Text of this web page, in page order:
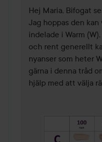
Hej Maria, Bifogat
Jag hoppas den kan
indelade i Warm
och rent generellt
nyanser som heter
gärna i denna tråd
hjälp med att välja